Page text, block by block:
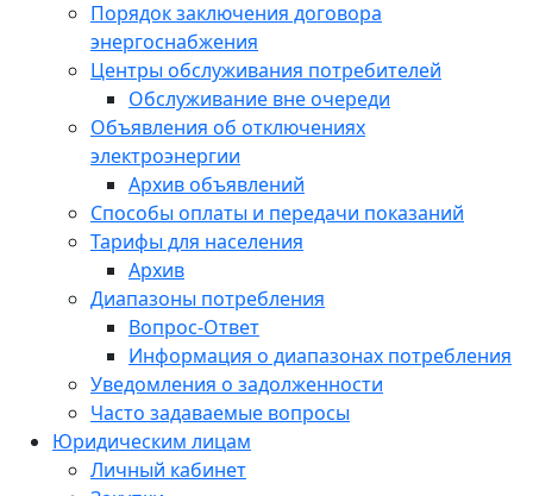
Порядок заключения договора
энергоснабжения
Центры обслуживания потребителей
Обслуживание вне очереди
Объявления об отключениях
электроэнергии
Архив объявлений
Способы оплаты и передачи показаний
Тарифы для населения
Архив
Диапазоны потребления
Вопрос-Ответ
Информация о диапазонах потребления
Уведомления о задолженности
Часто задаваемые вопросы
Юридическим лицам
Личный кабинет